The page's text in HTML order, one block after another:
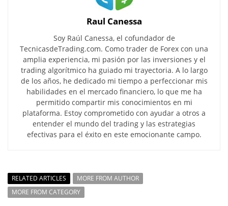
Raul Canessa
Soy Raúl Canessa, el cofundador de
TecnicasdeTrading.com. Como trader de Forex con una
amplia experiencia, mi pasión por las inversiones y el
trading algorítmico ha guiado mi trayectoria. A lo largo
de los años, he dedicado mi tiempo a perfeccionar mis
habilidades en el mercado financiero, lo que me ha
permitido compartir mis conocimientos en mi
plataforma. Estoy comprometido con ayudar a otros a
entender el mundo del trading y las estrategias
efectivas para el éxito en este emocionante campo.
RELATED ARTICLES
MORE FROM AUTHOR
MORE FROM CATEGORY